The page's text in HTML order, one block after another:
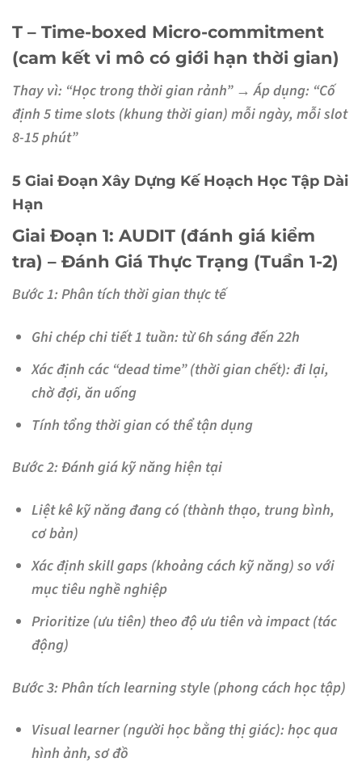
T – Time-boxed Micro-commitment
(cam kết vi mô có giới hạn thời gian)
Thay vì: “Học trong thời gian rảnh” →Áp dụng: “Cố
định 5 time slots (khung thời gian) mỗi ngày, mỗi slot
8-15 phút”
5 Giai Đoạn Xây Dựng Kế Hoạch Học Tập Dài
Hạn
Giai Đoạn 1: AUDIT (đánh giá kiểm
tra) – Đánh Giá Thực Trạng (Tuần 1-2)
Bước 1: Phân tích thời gian thực tế
Ghi chép chi tiết 1 tuần: từ 6h sáng đến 22h
Xác định các “dead time” (thời gian chết): đi lại,
chờ đợi, ăn uống
Tính tổng thời gian có thể tận dụng
Bước 2: Đánh giá kỹ năng hiện tại
Liệt kê kỹ năng đang có (thành thạo, trung bình,
cơ bản)
Xác định skill gaps (khoảng cách kỹ năng) so với
mục tiêu nghề nghiệp
Prioritize (ưu tiên) theo độ ưu tiên và impact (tác
động)
Bước 3: Phân tích learning style (phong cách học tập)
Visual learner (người học bằng thị giác): học qua
hình ảnh, sơ đồ